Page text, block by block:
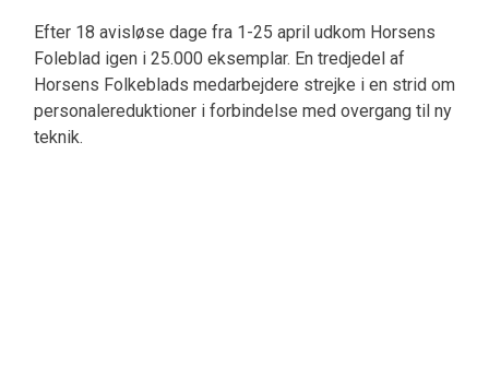
Efter 18 avisløse dage fra 1-25 april udkom Horsens
Foleblad igen i 25.000 eksemplar. En tredjedel af
Horsens Folkeblads medarbejdere strejke i en strid om
personalereduktioner i forbindelse med overgang til ny
teknik.